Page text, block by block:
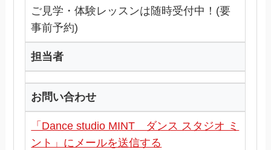
ご見学・体験レッスンは随時受付中！(要
事前予約)
担当者
お問い合わせ
「Dance studio MINT ダンス スタジオ ミ
ント」にメールを送信する